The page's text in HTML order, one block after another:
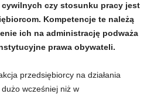
cywilnych czy stosunku pracy jest
Kompetencje te należą
ich na administrację podważa
prawa obywateli.
przedsiębiorcy na działania
wcześniej niż w